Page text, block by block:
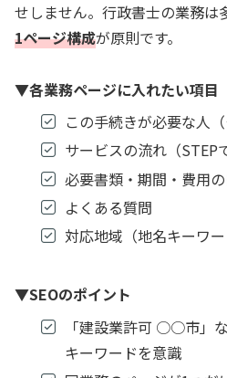
せしません。行政書士の業務は
1ページ構成が原則です。
▼各業務ページに入れたい項目
この手続きが必要な人（
サービスの流れ（STEP
必要書類・期間・費用
よくある質問
対応地域（地名キーワー
▼SEOのポイント
「建設業許可 ○○市」
キーワードを意識